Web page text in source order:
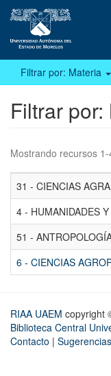
Filtrar por: Materia
Filtrar
Mostrando recursos 1-
31 - CIENCIAS
4 - HUMANIDADES
51 -
6 - CIENCIAS
RIAA UAEM copyright
Biblioteca Central
Contacto | Sugerencias